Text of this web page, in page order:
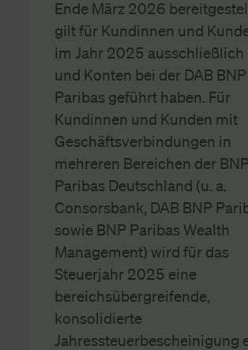
Ende März 2026
gilt für Kundinnen und
im Jahr 2025 ausschließlich
und Konten bei der DAB BNP
Paribas geführt haben. Für
Kundinnen und Kunden mit
Geschäftsverbindungen in
mehreren Bereichen der BNP
Paribas Deutschland (u. a.
Consorsbank, DAB BNP
sowie BNP Paribas Wealth
Management) wird für das
Steuerjahr 2025 eine
bereichsübergreifende,
konsolidierte
Jahressteuerbescheinigung